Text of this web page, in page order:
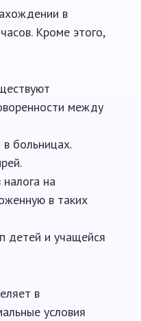
в
Кроме этого,
между
больницах.
на
в таких
детей и учащейся
в
условия